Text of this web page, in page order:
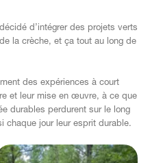
d’intégrer des projets verts
la crèche, et ça tout au long de
des expériences à court
et leur mise en œuvre, à ce que
durables perdurent sur le long
chaque jour leur esprit durable.